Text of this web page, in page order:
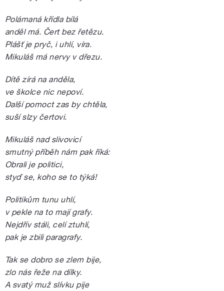
Polámaná křídla bílá
anděl má. Čert bez řetězu.
Plášť je pryč, i uhlí, víra.
Mikuláš má nervy v dřezu.
Dítě zírá na anděla,
ve školce nic nepoví.
Další pomoct zas by chtěla,
suší slzy čertovi.
Mikuláš nad slivovicí
smutný příběh nám pak říká:
Obrali je politici,
styď se, koho se to týká!
Politikům tunu uhlí,
v pekle na to mají grafy.
Nejdřív stáli, celí ztuhlí,
pak je zbili paragrafy.
Tak se dobro se zlem bije,
zlo nás řeže na dílky.
A svatý muž slívku pije